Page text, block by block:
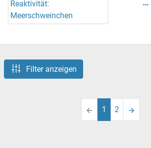
Reaktivität:
Meerschweinchen
Filter anzeigen
1 2